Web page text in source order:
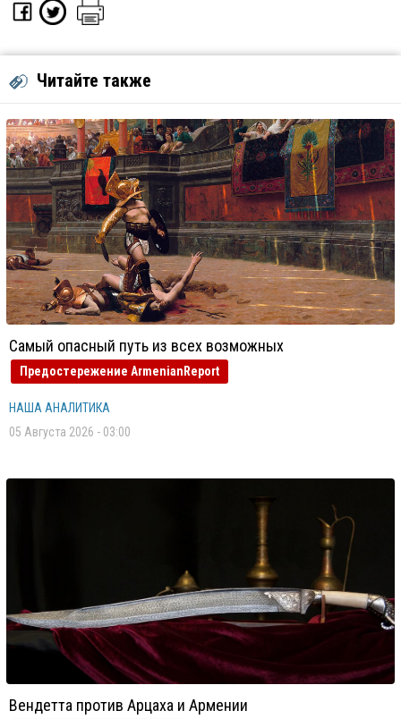
Читайте также
Самый опасный путь из всех возможных
Предостережение ArmenianReport
НАША АНАЛИТИКА
05 Августа 2026 - 03:00
Вендетта против Арцаха и Армении